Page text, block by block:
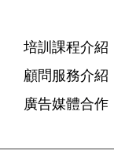
培訓課程介紹
顧問服務介紹
廣告媒體合作